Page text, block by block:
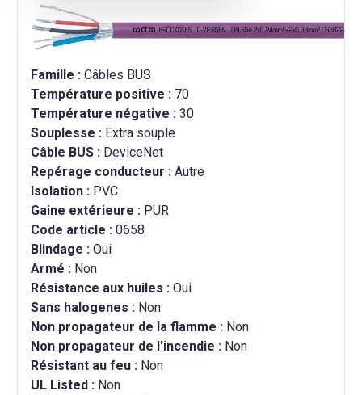
Famille : Câbles BUS
Température positive : 70
Température négative : 30
Souplesse : Extra souple
Câble BUS : DeviceNet
Repérage conducteur : Autre
Isolation : PVC
Gaine extérieure : PUR
Code article : 0658
Blindage : Oui
Armé : Non
Résistance aux huiles : Oui
Sans halogenes : Non
Non propagateur de la flamme : Non
Non propagateur de l'incendie : Non
Résistant au feu : Non
UL Listed : Non